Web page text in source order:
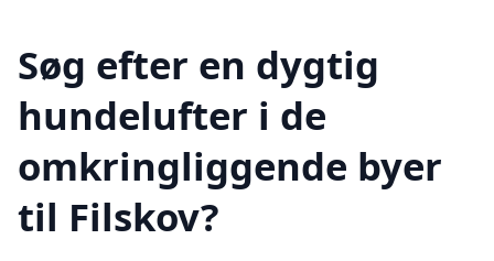
Søg efter en dygtig
hundelufter i de
omkringliggende byer
til Filskov?